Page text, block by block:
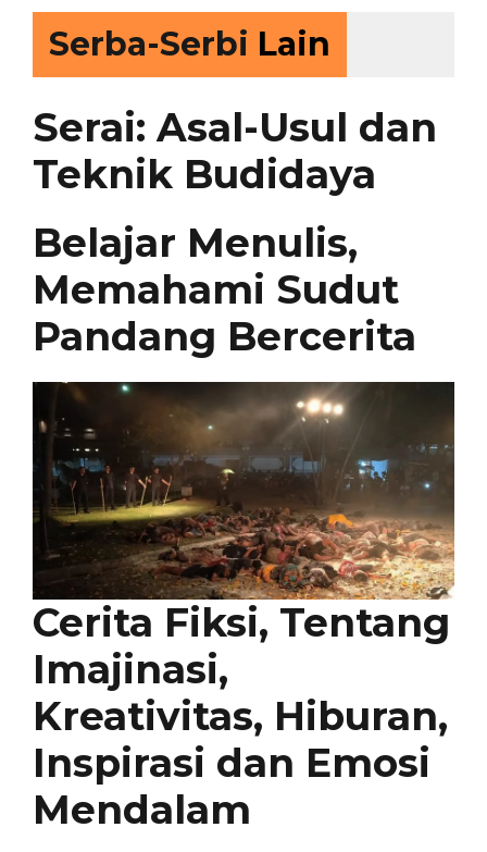
Serba-Serbi Lain
Serai: Asal-Usul dan
Teknik Budidaya
Belajar Menulis,
Memahami Sudut
Pandang Bercerita
Cerita Fiksi, Tentang
Imajinasi,
Kreativitas, Hiburan,
Inspirasi dan Emosi
Mendalam